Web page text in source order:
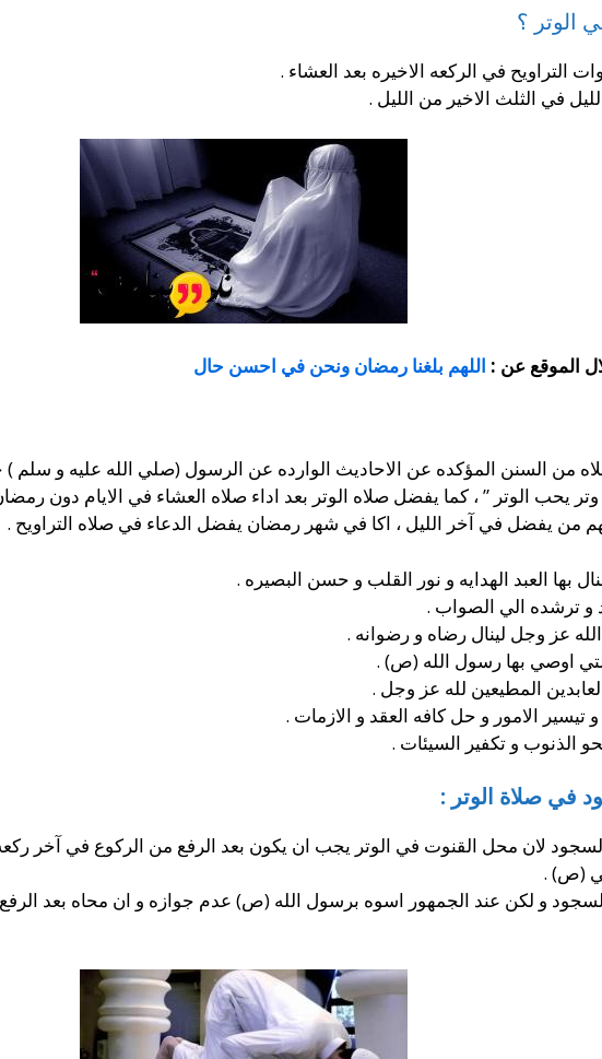
الوتر ؟
التراويح في الركعه الاخيره بعد العشاء .
في الثلث الاخير من الليل .
الموقع عن : اللهم بلغنا رمضان ونحن في احسن حال
من السنن المؤكده عن الاحاديث الوارده عن الرسول (صلي الله عليه و سلم )
يحب الوتر ” ، كما يفضل صلاه الوتر بعد اداء صلاه العشاء في الايام دون
من يفضل في آخر الليل ، اكا في شهر رمضان يفضل الدعاء في صلاه التراويح .
بها العبد الهدايه و نور القلب و حسن البصيره .
و ترشده الي الصواب .
عز وجل لينال رضاه و رضوانه .
اوصي بها رسول الله (ص) .
المطيعين لله عز وجل .
الامور و حل كافه العقد و الازمات .
الذنوب و تكفير السيئات .
في صلاة الوتر :
السجود لان محل القنوت في الوتر يجب ان يكون بعد الرفع من الركوع في آخر
(ص) .
و لكن عند الجمهور اسوه برسول الله (ص) عدم جوازه و ان محاه بعد